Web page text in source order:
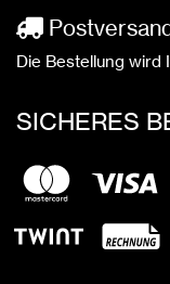
Die Bestellung wird
SICHERES